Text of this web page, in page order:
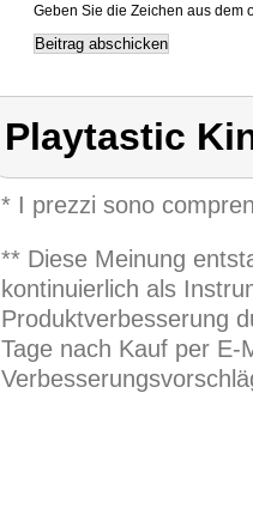
Geben Sie die Zeichen aus dem
Playtastic
* I prezzi sono
** Diese Meinung
kontinuierlich als
Produktverbesserung
Tage nach Kauf per E-